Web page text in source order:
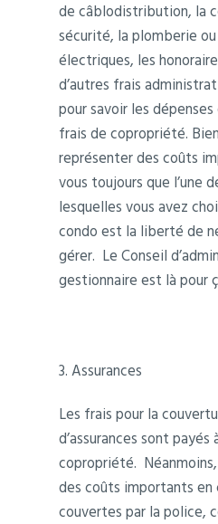
de câblodistribution, la
sécurité, la plomberie
électriques, les
d’autres frais
pour savoir les
frais de copropriété.
représenter des coûts
vous toujours que l’une
lesquelles vous avez
condo est la liberté de
gérer. Le Conseil
gestionnaire est là pour
3. Assurances
Les frais pour la
d’assurances sont
copropriété.
des coûts importants en
couvertes par la police,